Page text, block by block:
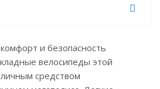
и безопасность
велосипеды этой
средством